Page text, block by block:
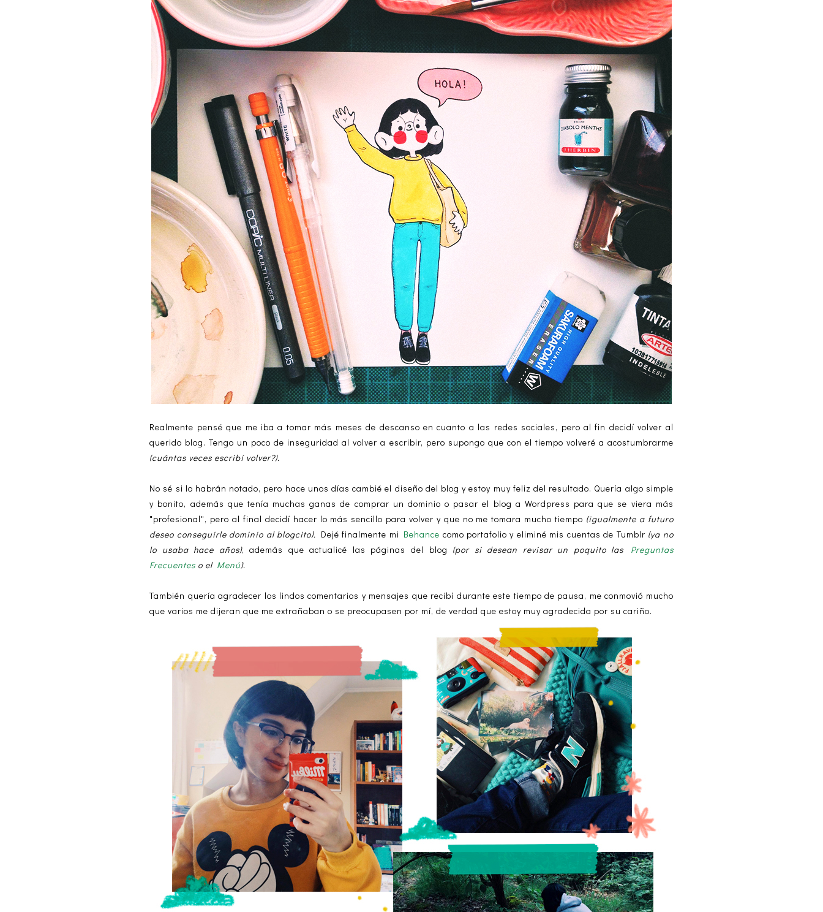
Realmente pensé que me iba a tomar más meses de descanso en cuanto a las redes sociales, pero al fin decidí volver al
querido blog. Tengo un poco de inseguridad al volver a escribir, pero supongo que con el tiempo volveré a acostumbrarme
(cuántas veces escribí volver?).
No sé si lo habrán notado, pero hace unos días cambié el diseño del blog y estoy muy feliz del resultado. Quería algo simple
y bonito, además que tenía muchas ganas de comprar un dominio o pasar el blog a Wordpress para que se viera más
"profesional", pero al final decidí hacer lo más sencillo para volver y que no me tomara mucho tiempo (igualmente a futuro
deseo conseguirle dominio al blogcito). Dejé finalmente mi Behance como portafolio y eliminé mis cuentas de Tumblr (ya no
lo usaba hace años), además que actualicé las páginas del blog (por si desean revisar un poquito las Preguntas
Frecuentes o el Menú).
También quería agradecer los lindos comentarios y mensajes que recibí durante este tiempo de pausa, me conmovió mucho
que varios me dijeran que me extrañaban o se preocupasen por mí, de verdad que estoy muy agradecida por su cariño.